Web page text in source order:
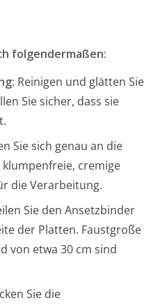
folgendermaßen:
Reinigen und glätten Sie
Sie sicher, dass sie
Sie sich genau an die
cremige
die Verarbeitung.
Sie den Ansetzbinder
der Platten. Faustgroße
von etwa 30 cm sind
Sie die